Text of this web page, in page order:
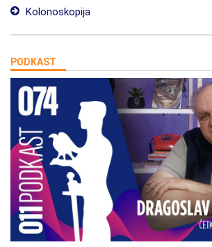
Kolonoskopija
PODKAST